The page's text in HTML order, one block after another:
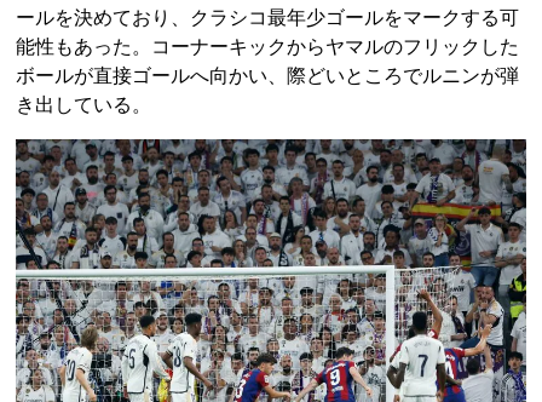
ールを決めており、クラシコ最年少ゴールをマークする可
能性もあった。コーナーキックからヤマルのフリックした
ボールが直接ゴールへ向かい、際どいところでルニンが弾
き出している。